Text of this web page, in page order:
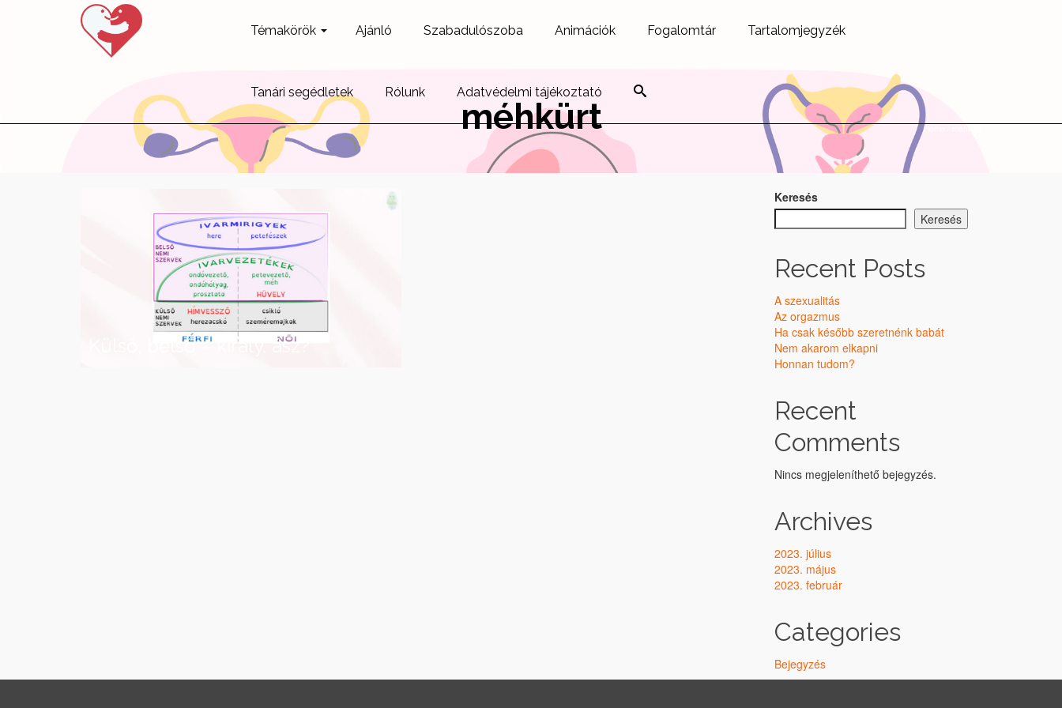
Témakörök Ajánló Szabadulószoba Animációk Fogalomtár Tartalomjegyzék
Tanári segédletek Rólunk Adatvédelmi tájékoztató
méhkürt Home
Külső, belső – király, ász?
Keresés
Keresés
Recent Posts
A szexualitás
Az orgazmus
Ha csak később szeretnénk babát
Nem akarom elkapni
Honnan tudom?
Recent
Comments
Nincs megjeleníthető bejegyzés.
Archives
2023. július
2023. május
2023. február
Categories
Bejegyzés